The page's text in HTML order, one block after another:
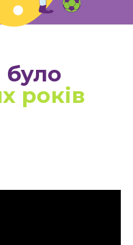
років